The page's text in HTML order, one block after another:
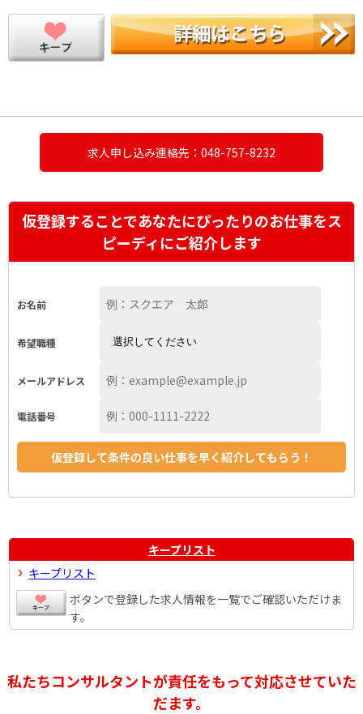
求人申し込み連絡先：048-757-8232
仮登録することであなたにぴったりのお仕事をス
ピーディにご紹介します
お名前
希望職種
メールアドレス
電話番号
キープリスト
キープリスト
ボタンで登録した求人情報を一覧でご確認いただけま
す。
私たちコンサルタントが責任をもって対応させていた
だます。